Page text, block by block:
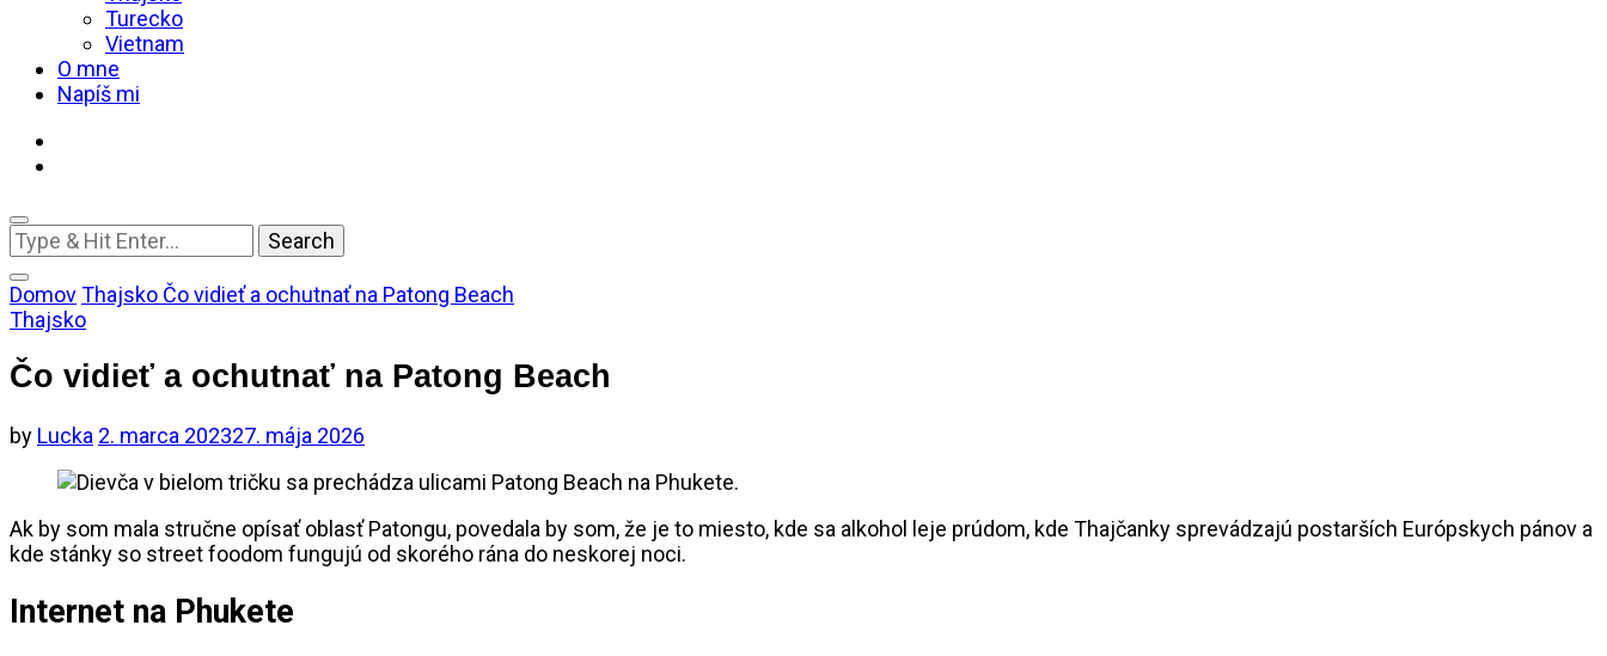
Turecko
Vietnam
O mne
Napíš mi
Looking
for
Something?
DomovThajsko Čo vidieť a ochutnať na Patong Beach
Thajsko
Čo vidieť a ochutnať na Patong Beach
by Lucka 2. marca 202327. mája 2026
Ak by som mala stručne opísať oblasť Patongu, povedala by som, že je to miesto, kde sa alkohol leje prúdom, kde Thajčanky sprevádzajú postarších Európskych pánov a
kde stánky so street foodom fungujú od skorého rána do neskorej noci.
Internet na Phukete